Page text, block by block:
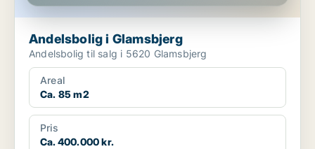
Andelsbolig i Glamsbjerg
Andelsbolig til salg i 5620 Glamsbjerg
Areal
Ca. 85 m2
Pris
Ca. 400.000 kr.